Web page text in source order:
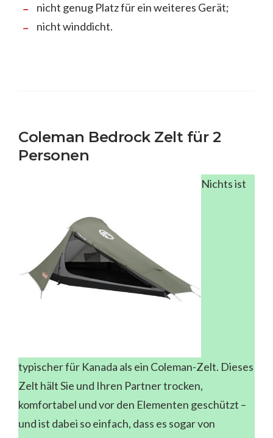
nicht genug Platz für ein weiteres Gerät;
nicht winddicht.
Coleman Bedrock Zelt für 2
Personen
Nichts ist
typischer für Kanada als ein Coleman-Zelt. Dieses
Zelt hält Sie und Ihren Partner trocken,
komfortabel und vor den Elementen geschützt –
und ist dabei so einfach, dass es sogar von